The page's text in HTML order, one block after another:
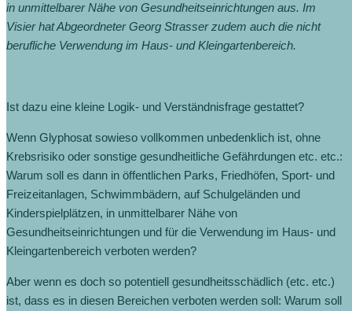
in unmittelbarer Nähe von Gesundheitseinrichtungen aus. Im
Visier hat Abgeordneter Georg Strasser zudem auch die nicht
berufliche Verwendung im Haus- und Kleingartenbereich.
Ist dazu eine kleine Logik- und Verständnisfrage gestattet?
Wenn Glyphosat sowieso vollkommen unbedenklich ist, ohne
Krebsrisiko oder sonstige gesundheitliche Gefährdungen etc. etc.:
Warum soll es dann in öffentlichen Parks, Friedhöfen, Sport- und
Freizeitanlagen, Schwimmbädern, auf Schulgeländen und
Kinderspielplätzen, in unmittelbarer Nähe von
Gesundheitseinrichtungen und für die Verwendung im Haus- und
Kleingartenbereich verboten werden?
Aber wenn es doch so potentiell gesundheitsschädlich (etc. etc.)
ist, dass es in diesen Bereichen verboten werden soll: Warum soll